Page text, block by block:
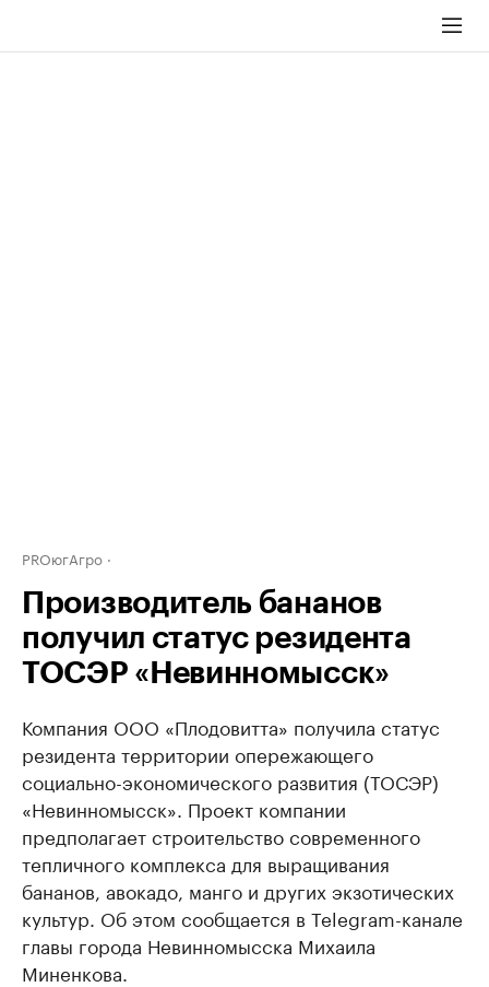
PROюгАгро
Производитель бананов
получил статус резидента
ТОСЭР «Невинномысск»
Компания ООО «Плодовитта» получила статус
резидента территории опережающего
социально-экономического развития (ТОСЭР)
«Невинномысск». Проект компании
предполагает строительство современного
тепличного комплекса для выращивания
бананов, авокадо, манго и других экзотических
культур. Об этом сообщается в Telegram-канале
главы города Невинномысска Михаила
Миненкова.